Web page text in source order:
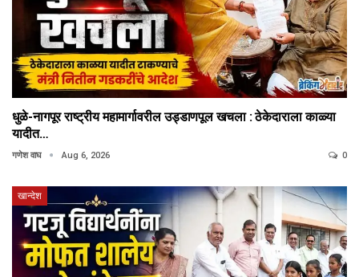
धुळे-नागपूर राष्ट्रीय महामार्गावरील उड्डाणपूल खचला : ठेकेदाराला काळ्या
यादीत…
गणेश वाघ Aug 6, 2026 0
खान्देश